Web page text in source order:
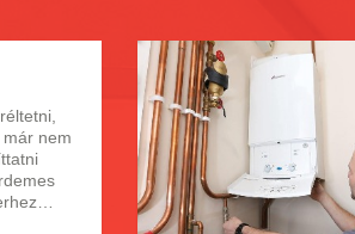
nem